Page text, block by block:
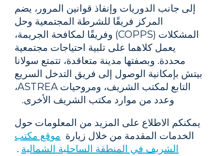
إلى جانب الدوريات وإنفاذ قوانين المرور، يضم
المركز فريقًا للشرطة المجتمعية وحل
المشكلات (COPPS) وفريقًا لمكافحة الجريمة،
يعمل كلاهما على تلبية احتياجات مجتمعية
محددة. وبصفتها مدينة متعاقدة، تتمتع سولانا
بيتش بإمكانية الوصول إلى فريق التدخل السريع
التابع لمكتب الشريف، ومروحيات ASTREA،
وعدد من موارد مكتب الشريف الأخرى.
يمكنكم الاطلاع على المزيد من المعلومات حول
الخدمات المقدمة من خلال زيارة موقع مكتب
الشريف في المنطقة الساحلية الشمالية .